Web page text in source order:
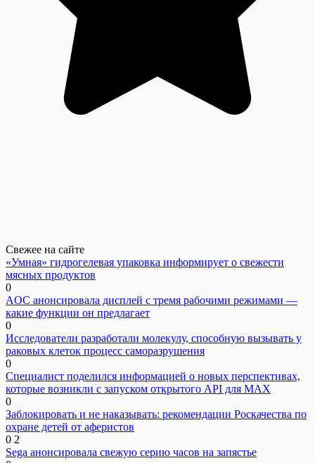
Свежее на сайте
«Умная» гидрогелевая упаковка информирует о свежести
мясных продуктов
0
AOC анонсировала дисплей с тремя рабочими режимами —
какие функции он предлагает
0
Исследователи разработали молекулу, способную вызывать у
раковых клеток процесс саморазрушения
0
Специалист поделился информацией о новых перспективах,
которые возникли с запуском открытого API для МАХ
0
Заблокировать и не наказывать: рекомендации Роскачества по
охране детей от аферистов
0 2
Sega анонсировала свежую серию часов на запястье